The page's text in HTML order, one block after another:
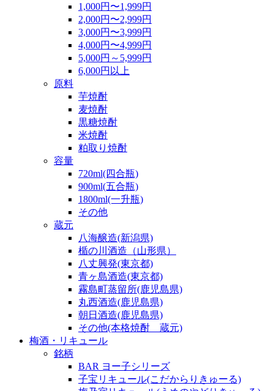
1,000円〜1,999円
2,000円〜2,999円
3,000円〜3,999円
4,000円〜4,999円
5,000円～5,999円
6,000円以上
原料
芋焼酎
麦焼酎
黒糖焼酎
米焼酎
粕取り焼酎
容量
720ml(四合瓶)
900ml(五合瓶)
1800ml(一升瓶)
その他
蔵元
八海醸造(新潟県)
楯の川酒造（山形県）
八丈興発(東京都)
青ヶ島酒造(東京都)
霧島町蒸留所(鹿児島県)
丸西酒造(鹿児島県)
朝日酒造(鹿児島県)
その他(本格焼酎 蔵元)
梅酒・リキュール
銘柄
BAR ヨー子シリーズ
子宝リキュール(こだからりきゅーる)